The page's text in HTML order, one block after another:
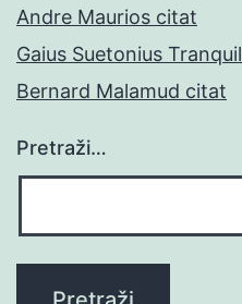
Andre Maurios citat
Gaius Suetonius
Bernard Malamud citat
Pretraži…